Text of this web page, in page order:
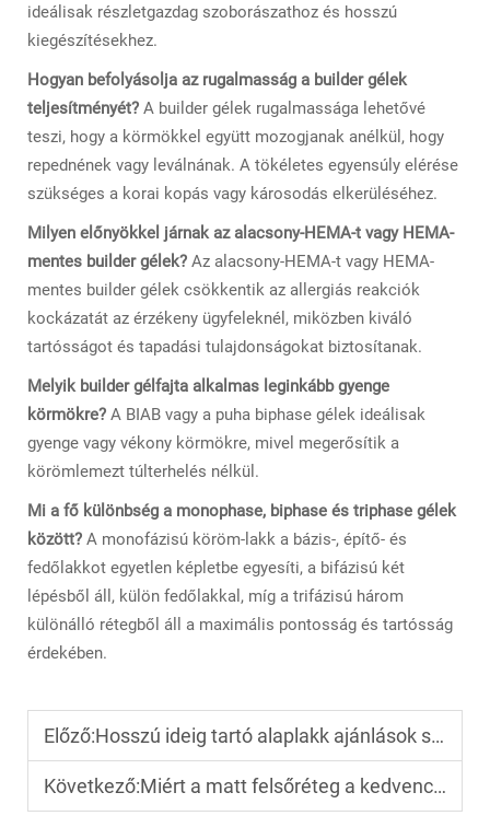
ideálisak részletgazdag szoborászathoz és hosszú
kiegészítésekhez.
Hogyan befolyásolja az rugalmasság a builder gélek
teljesítményét? A builder gélek rugalmassága lehetővé
teszi, hogy a körmökkel együtt mozogjanak anélkül, hogy
repednének vagy leválnának. A tökéletes egyensúly elérése
szükséges a korai kopás vagy károsodás elkerüléséhez.
Milyen előnyökkel járnak az alacsony-HEMA-t vagy HEMA-
mentes builder gélek? Az alacsony-HEMA-t vagy HEMA-
mentes builder gélek csökkentik az allergiás reakciók
kockázatát az érzékeny ügyfeleknél, miközben kiváló
tartósságot és tapadási tulajdonságokat biztosítanak.
Melyik builder gélfajta alkalmas leginkább gyenge
körmökre? A BIAB vagy a puha biphase gélek ideálisak
gyenge vagy vékony körmökre, mivel megerősítik a
körömlemezt túlterhelés nélkül.
Mi a fő különbség a monophase, biphase és triphase gélek
között? A monofázisú köröm-lakk a bázis-, építő- és
fedőlakkot egyetlen képletbe egyesíti, a bifázisú két
lépésből áll, külön fedőlakkal, míg a trifázisú három
különálló rétegből áll a maximális pontosság és tartósság
érdekében.
Előző:Hosszú ideig tartó alaplakk ajánlások szalonok számára
Következő:Miért a matt felsőréteg a kedvenc a körömdíszítésben?